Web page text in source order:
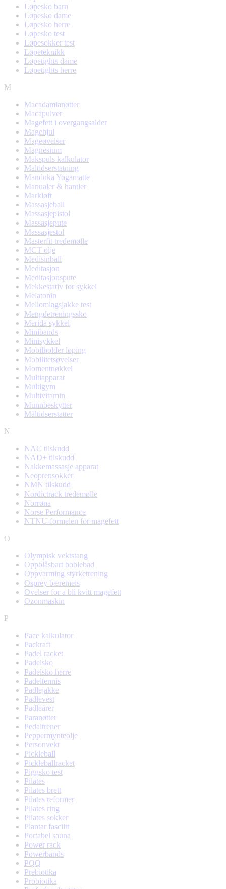
Løpesko barn
Løpesko dame
Løpesko herre
Løpesko test
Løpesokker test
Løpeteknikk
Løpetights dame
Løpetights herre
M
Macadamianøtter
Macapulver
Magefett i overgangsalder
Magehjul
Mageøvelser
Magnesium
Makspuls kalkulator
Maltidserstatning
Manduka Yogamatte
Manualer & hantler
Markløft
Massasjeball
Massasjepistol
Massasjepute
Massasjestol
Masterfit tredemølle
MCT olje
Medisinball
Meditasjon
Meditasjonspute
Mekkestativ for sykkel
Melatonin
Mellomlagsjakke test
Mengdetreningssko
Merida sykkel
Minibands
Minisykkel
Mobilholder løping
Mobilitetsøvelser
Momentnøkkel
Multiapparat
Multigym
Multivitamin
Munnbeskytter
Måltidserstatter
N
NAC tilskudd
NAD+ tilskudd
Nakkemassasje apparat
Neoprensokker
NMN tilskudd
Nordictrack tredemølle
Norrøna
Norse Performance
NTNU-formelen for magefett
O
Olympisk vektstang
Oppblåsbart boblebad
Oppvarming styrketrening
Osprey bæremeis
Ovelser for a bli kvitt magefett
Ozonmaskin
P
Pace kalkulator
Packraft
Padel racket
Padelsko
Padelsko herre
Padeltennis
Padlejakke
Padlevest
Padleårer
Paranøtter
Pedaltrener
Peppermynteolje
Personvekt
Pickleball
Pickleballracket
Piggsko test
Pilates
Pilates brett
Pilates reformer
Pilates ring
Pilates sokker
Plantar fasciitt
Portabel sauna
Power rack
Powerbands
PQQ
Prebiotika
Probiotika